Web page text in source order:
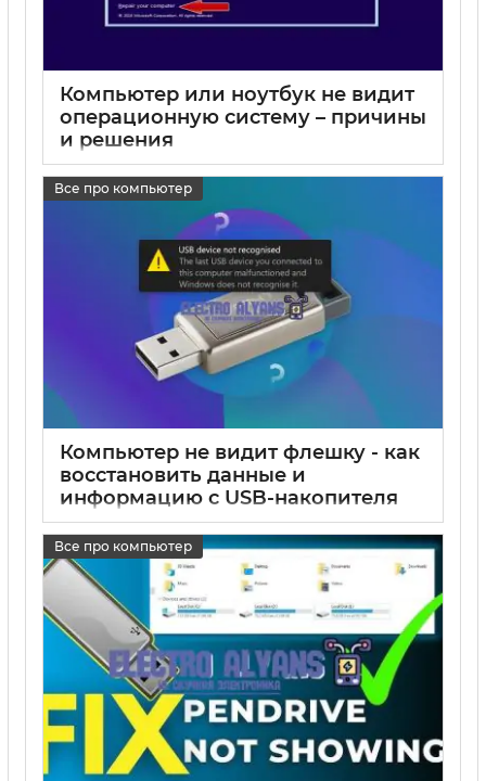
Компьютер или ноутбук не видит
операционную систему – причины
и решения
Все про компьютер
Компьютер не видит флешку - как
восстановить данные и
информацию с USB-накопителя
Все про компьютер